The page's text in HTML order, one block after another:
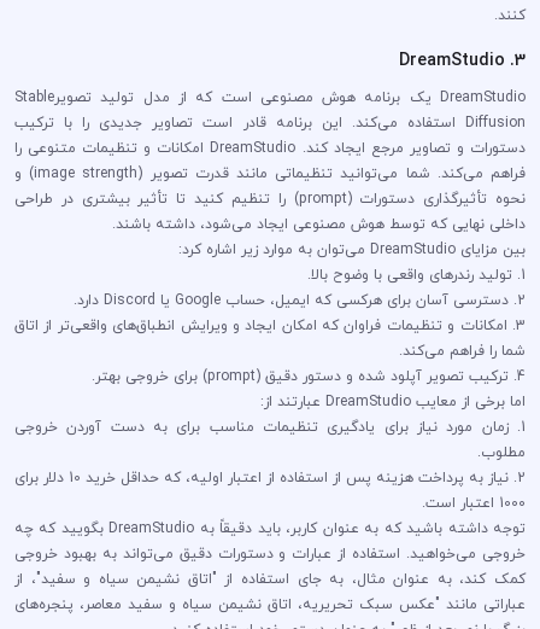
کنند.
3. DreamStudio
DreamStudio یک برنامه هوش مصنوعی است که از مدل تولید تصویرStable
Diffusion استفاده می‌کند. این برنامه قادر است تصاویر جدیدی را با ترکیب
دستورات و تصاویر مرجع ایجاد کند. DreamStudio امکانات و تنظیمات متنوعی را
فراهم می‌کند. شما می‌توانید تنظیماتی مانند قدرت تصویر (image strength) و
نحوه تأثیرگذاری دستورات (prompt) را تنظیم کنید تا تأثیر بیشتری در طراحی
داخلی نهایی که توسط هوش مصنوعی ایجاد می‌شود، داشته باشند.
بین مزایای DreamStudio می‌توان به موارد زیر اشاره کرد:
1. تولید رندرهای واقعی با وضوح بالا.
2. دسترسی آسان برای هرکسی که ایمیل، حساب Google یا Discord دارد.
3. امکانات و تنظیمات فراوان که امکان ایجاد و ویرایش انطباق‌های واقعی‌تر از اتاق
شما را فراهم می‌کند.
4. ترکیب تصویر آپلود شده و دستور دقیق (prompt) برای خروجی بهتر.
اما برخی از معایب DreamStudio عبارتند از:
1. زمان مورد نیاز برای یادگیری تنظیمات مناسب برای به دست آوردن خروجی
مطلوب.
2. نیاز به پرداخت هزینه پس از استفاده از اعتبار اولیه، که حداقل خرید 10 دلار برای
1000 اعتبار است.
توجه داشته باشید که به عنوان کاربر، باید دقیقاً به DreamStudio بگویید که چه
خروجی می‌خواهید. استفاده از عبارات و دستورات دقیق می‌تواند به بهبود خروجی
کمک کند، به عنوان مثال، به جای استفاده از "اتاق نشیمن سیاه و سفید"، از
عباراتی مانند "عکس سبک تحریریه، اتاق نشیمن سیاه و سفید معاصر، پنجره‌های